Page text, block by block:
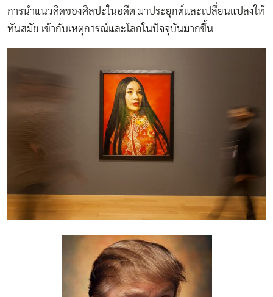
การนำแนวคิดของศิลปะในอดีต มาประยุกต์และเปลี่ยนแปลงให้
ทันสมัย เข้ากับเหตุการณ์และโลกในปัจจุบันมากขึ้น